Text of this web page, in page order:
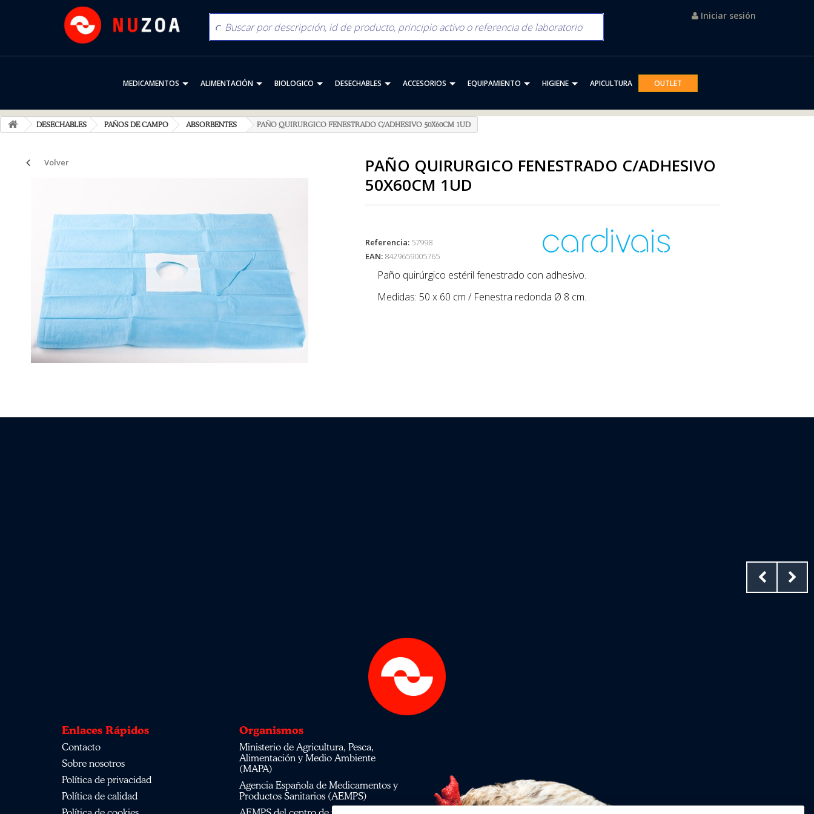
Iniciar sesión
MEDICAMENTOS ALIMENTACIÓN BIOLOGICO DESECHABLES ACCESORIOS EQUIPAMIENTO HIGIENE APICULTURA OUTLET
DESECHABLES PAÑOS DE CAMPO ABSORBENTES PAÑO QUIRURGICO FENESTRADO C/ADHESIVO 50X60CM 1UD
Volver
PAÑO QUIRURGICO FENESTRADO C/ADHESIVO
50X60CM 1UD
Referencia: 57998
EAN: 8429659005765
Paño quirúrgico estéril fenestrado con adhesivo.
Medidas: 50 x 60 cm / Fenestra redonda Ø 8 cm.
Enlaces Rápidos
Contacto
Sobre nosotros
Política de privacidad
Política de calidad
Organismos
Ministerio de Agricultura, Pesca,
Alimentación y Medio Ambiente
(MAPA)
Agencia Española de Medicamentos y
Productos Sanitarios (AEMPS)